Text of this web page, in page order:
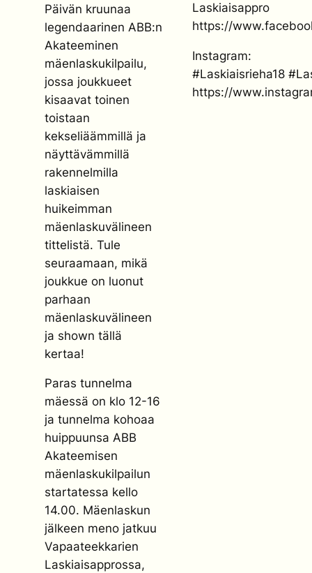
Päivän kruunaa
legendaarinen ABB:n
Akateeminen
mäenlaskukilpailu,
jossa joukkueet
kisaavat toinen
toistaan
kekseliäämmillä ja
näyttävämmillä
rakennelmilla
laskiaisen
huikeimman
mäenlaskuvälineen
tittelistä. Tule
seuraamaan, mikä
joukkue on luonut
parhaan
mäenlaskuvälineen
ja shown tällä
kertaa!
Paras tunnelma
mäessä on klo 12-16
ja tunnelma kohoaa
huippuunsa ABB
Akateemisen
mäenlaskukilpailun
startatessa kello
14.00. Mäenlaskun
jälkeen meno jatkuu
Vapaateekkarien
Laskiaisapprossa,
Laskiaisappro
https://
Instagram:
#Laskiaisrieha18
https://